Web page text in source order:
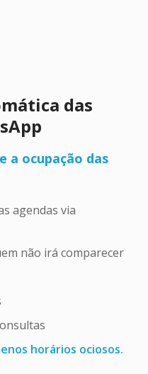
das
a ocupação das
agendas via
não irá comparecer
horários ociosos.